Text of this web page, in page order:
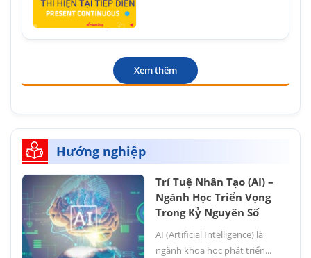
Xem thêm
Hướng nghiệp
Trí Tuệ Nhân Tạo (AI) –
Ngành Học Triển Vọng
Trong Kỷ Nguyên Số
AI (Artificial Intelligence) là
ngành khoa học phát triển...